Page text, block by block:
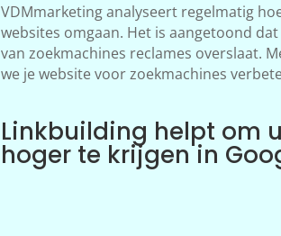
VDMmarketing analyseert regelmatig
websites omgaan. Het is aangetoond
van zoekmachines reclames overslaat.
we je website voor zoekmachines
Linkbuilding helpt om
hoger te krijgen in